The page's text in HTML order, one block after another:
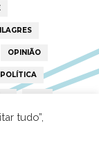
OPINIÃO
POLÍTICA
RTP
tudo”,